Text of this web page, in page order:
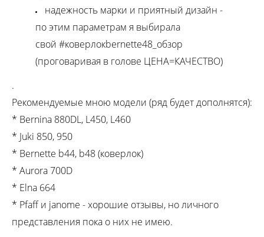
надежность марки и приятный дизайн -
по этим параметрам я выбирала
свой #коверлокbernette48_обзор
(проговаривая в голове ЦЕНА=КАЧЕСТВО)
.
Рекомендуемые мною модели (ряд будет дополнятся):
* Bernina 880DL, L450, L460
* Juki 850, 950
* Bernette b44, b48 (коверлок)
* Aurora 700D
* Elna 664
* Pfaff и janome - хорошие отзывы, но личного
представления пока о них не имею.